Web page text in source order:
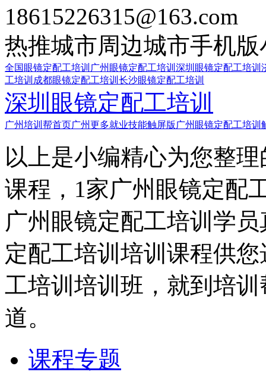
18615226315@163.com
热推城市周边城市手机版
全国眼镜定配工培训 广州眼镜定配工培训 深圳眼镜定配工培训
工培训 成都眼镜定配工培训 长沙眼镜定配工培训
深圳眼镜定配工培训
广州培训帮首页广州更多就业技能触屏版 广州眼镜定配工培训
以上是小编精心为您整
课程，1家广州眼镜定配
广州眼镜定配工培训学
定配工培训培训课程供
工培训培训班，就到培
道。
课程专题